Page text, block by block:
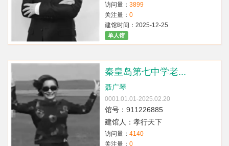
访问量： 3899
关注量： 0
建馆时间：2025-12-25
单人馆
秦皇岛第七中学老...
聂广琴
0001.01.01-2025.02.20
馆号：911226885
建馆人：孝行天下
访问量： 4140
关注量： 0